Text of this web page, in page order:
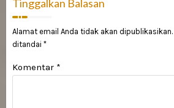
Tinggalkan Balasan
Alamat email Anda tidak akan dipublikasikan.
ditandai *
Komentar *